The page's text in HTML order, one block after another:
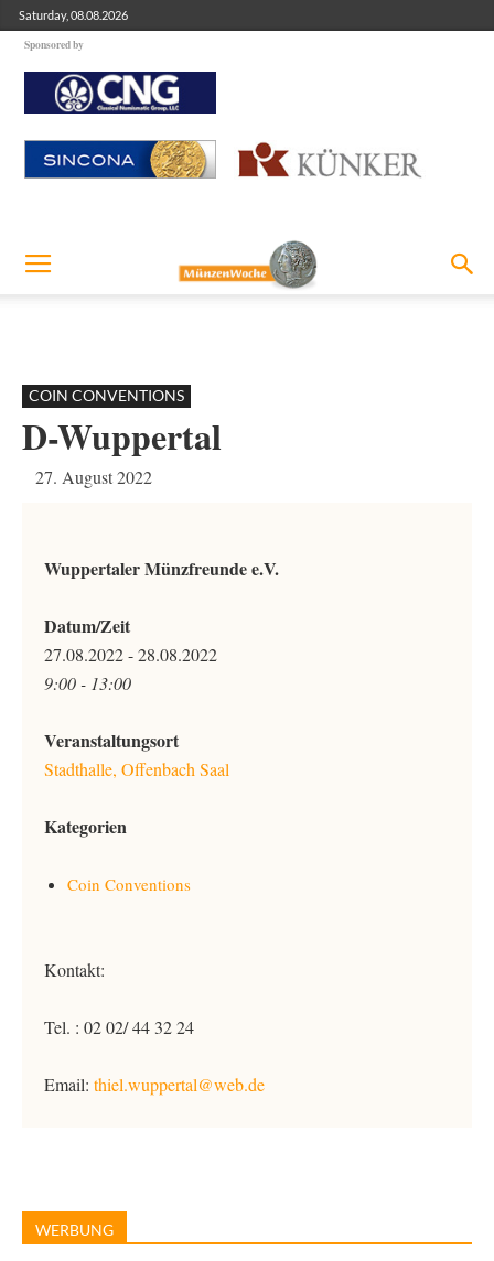
Saturday, 08.08.2026
Sponsored by
COIN CONVENTIONS
D-Wuppertal
27. August 2022
Wuppertaler Münzfreunde e.V.
Datum/Zeit
27.08.2022 - 28.08.2022
9:00 - 13:00
Veranstaltungsort
Stadthalle, Offenbach Saal
Kategorien
Coin Conventions
Kontakt:
Tel. : 02 02/ 44 32 24
Email: thiel.wuppertal@web.de
WERBUNG